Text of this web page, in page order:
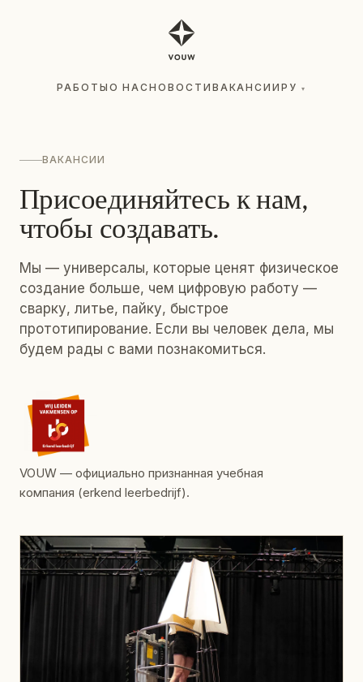
РАБОТЫ О НАСНОВОСТИ ВАКАНСИИРУ ▾
ВАКАНСИИ
Присоединяйтесь к нам,
чтобы создавать.
Мы — универсалы, которые ценят физическое
создание больше, чем цифровую работу —
сварку, литье, пайку, быстрое
прототипирование. Если вы человек дела, мы
будем рады с вами познакомиться.
VOUW — официально признанная учебная
компания (erkend leerbedrijf).